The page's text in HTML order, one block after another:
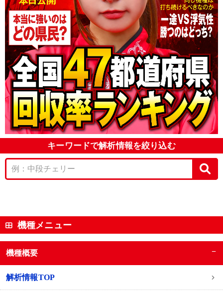
キーワードで解析情報を絞り込む
機種メニュー
機種概要 −
解析情報TOP